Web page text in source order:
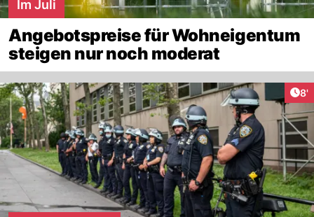
Im Juli
Angebotspreise für Wohneigentum
steigen nur noch moderat
8'